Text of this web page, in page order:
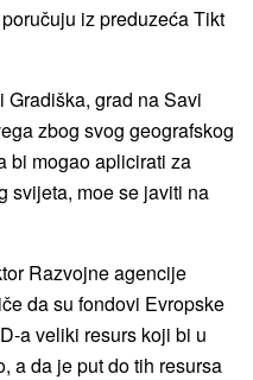
iz preduzeća Tikt
grad na Savi
zbog svog geografskog
bi mogao aplicirati za
svijeta, moe se javiti na
Razvojne agencije
da su fondovi Evropske
a veliki resurs koji bi u
a da je put do tih resursa